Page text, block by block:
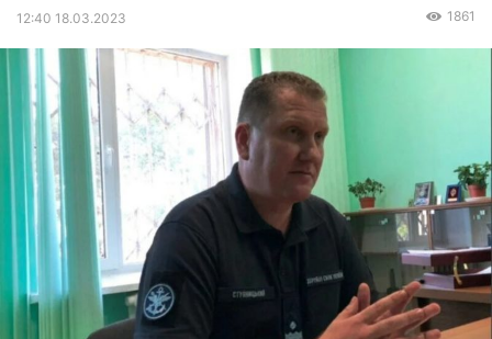
12:40 18.03.2023 1861